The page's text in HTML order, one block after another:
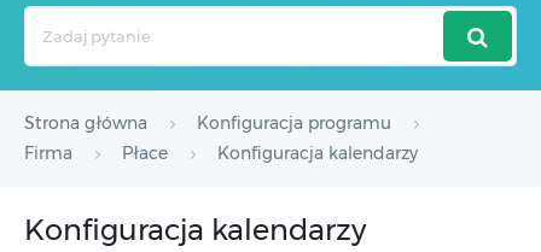
Strona główna
Konfiguracja programu
Firma
Płace Konfiguracja kalendarzy
Konfiguracja kalendarzy